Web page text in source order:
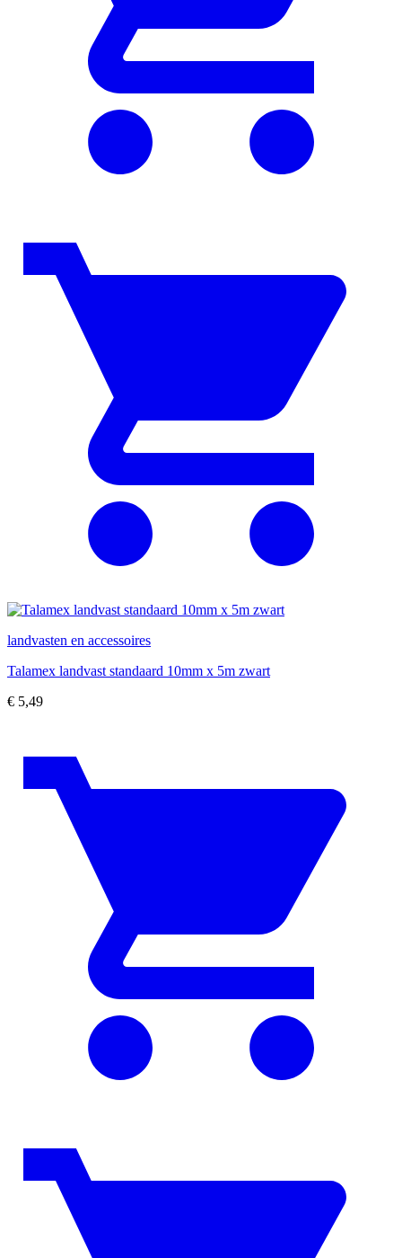
landvasten en accessoires
Talamex landvast standaard 10mm x 5m zwart
€ 5,49